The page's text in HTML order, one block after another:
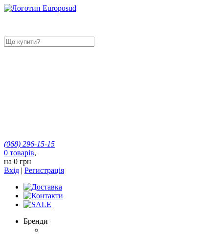
(068) 296-15-15
0 товарів,
на 0 грн
Вхід | Регистрація
Бренди